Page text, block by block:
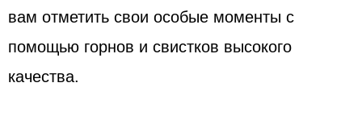
вам отметить свои особые моменты с
помощью горнов и свистков высокого
качества.